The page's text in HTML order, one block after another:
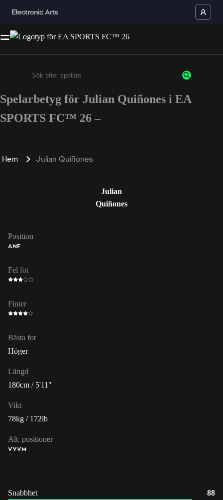
Ange minst 3 tecken eller siffror
Spelarbetyg för Julian Quiñones i EA
SPORTS FC™ 26 –
Hem Julian Quiñones
Julian
Quiñones
Position
ANF
Fel fot
Finter
Bästa fot
Höger
Längd
180cm / 5'11"
Vikt
78kg / 172lb
Alt. positioner
VYVM
Snabbhet
88